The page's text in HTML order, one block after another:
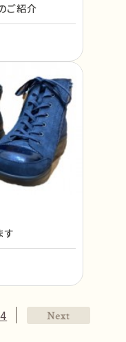
ご紹介
す
4